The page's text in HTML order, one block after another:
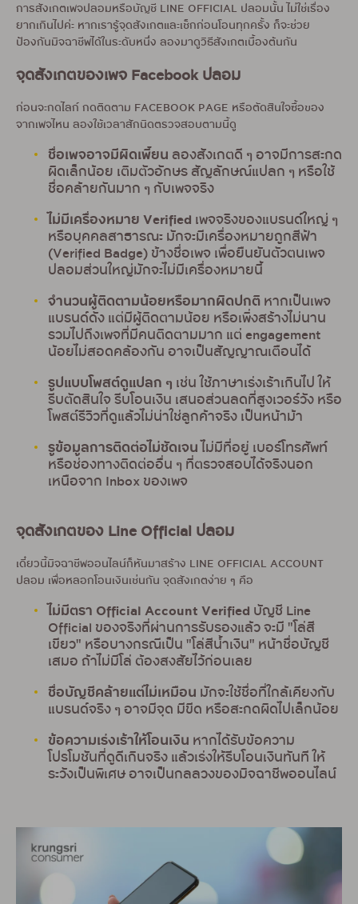
การสังเกตเพจปลอมหรือบัญชี LINE OFFICIAL ปลอมนั้น ไม่ใช่เรื่อง
ยากเกินไปค่ะ หากเรารู้จุดสังเกตและเช็กก่อนโอนทุกครั้ง ก็จะช่วย
ป้องกันมิจฉาชีพได้ในระดับหนึ่ง ลองมาดูวิธีสังเกตเบื้องต้นกัน
จุดสังเกตของเพจ Facebook ปลอม
ก่อนจะกดไลก์ กดติดตาม FACEBOOK PAGE หรือตัดสินใจซื้อของ
จากเพจไหน ลองใช้เวลาสักนิดตรวจสอบตามนี้ดู
ชื่อเพจอาจมีผิดเพี้ยน ลองสังเกตดี ๆ อาจมีการสะกด
ผิดเล็กน้อย เติมตัวอักษร สัญลักษณ์แปลก ๆ หรือใช้
ชื่อคล้ายกันมาก ๆ กับเพจจริง
ไม่มีเครื่องหมาย Verified เพจจริงของแบรนด์ใหญ่ ๆ
หรือบุคคลสาธารณะ มักจะมีเครื่องหมายถูกสีฟ้า
(Verified Badge) ข้างชื่อเพจ เพื่อยืนยันตัวตนเพจ
ปลอมส่วนใหญ่มักจะไม่มีเครื่องหมายนี้
จำนวนผู้ติดตามน้อยหรือมากผิดปกติ หากเป็นเพจ
แบรนด์ดัง แต่มีผู้ติดตามน้อย หรือเพิ่งสร้างไม่นาน
รวมไปถึงเพจที่มีคนติดตามมาก แต่ engagement
น้อยไม่สอดคล้องกัน อาจเป็นสัญญาณเตือนได้
รูปแบบโพสต์ดูแปลก ๆ เช่น ใช้ภาษาเร่งเร้าเกินไป ให้
รีบตัดสินใจ รีบโอนเงิน เสนอส่วนลดที่สูงเวอร์วัง หรือ
โพสต์รีวิวที่ดูแล้วไม่น่าใช่ลูกค้าจริง เป็นหน้าม้า
รูข้อมูลการติดต่อไม่ชัดเจน ไม่มีที่อยู่ เบอร์โทรศัพท์
หรือช่องทางติดต่ออื่น ๆ ที่ตรวจสอบได้จริงนอก
เหนือจาก Inbox ของเพจ
จุดสังเกตของ Line Official ปลอม
เดี๋ยวนี้มิจฉาชีพออนไลน์ก็หันมาสร้าง LINE OFFICIAL ACCOUNT
ปลอม เพื่อหลอกโอนเงินเช่นกัน จุดสังเกตง่าย ๆ คือ
ไม่มีตรา Official Account Verified บัญชี Line
Official ของจริงที่ผ่านการรับรองแล้ว จะมี "โล่สี
เขียว" หรือบางกรณีเป็น "โล่สีน้ำเงิน" หน้าชื่อบัญชี
เสมอ ถ้าไม่มีโล่ ต้องสงสัยไว้ก่อนเลย
ชื่อบัญชีคล้ายแต่ไม่เหมือน มักจะใช้ชื่อที่ใกล้เคียงกับ
แบรนด์จริง ๆ อาจมีจุด มีขีด หรือสะกดผิดไปเล็กน้อย
ข้อความเร่งเร้าให้โอนเงิน หากได้รับข้อความ
โปรโมชันที่ดูดีเกินจริง แล้วเร่งให้รีบโอนเงินทันที ให้
ระวังเป็นพิเศษ อาจเป็นกลลวงของมิจฉาชีพออนไลน์